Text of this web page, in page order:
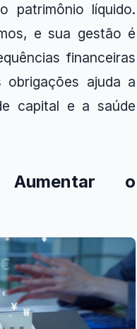
patrimônio líquido.
e sua gestão é
financeiras
obrigações ajuda a
capital e a saúde
Aumentar o